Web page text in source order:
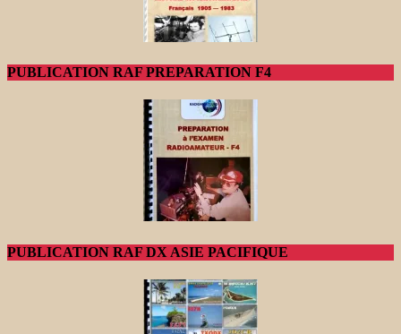
PUBLICATION RAF PREPARATION F4
PUBLICATION RAF DX ASIE PACIFIQUE